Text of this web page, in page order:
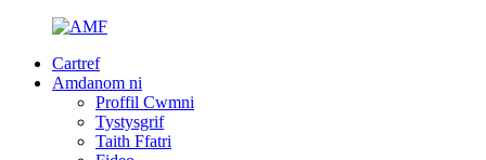
Cartref
Amdanom ni
Proffil Cwmni
Tystysgrif
Taith Ffatri